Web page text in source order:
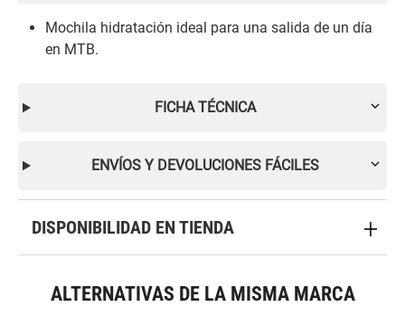
Mochila hidratación ideal para una salida de un día
en MTB.
FICHA TÉCNICA
ENVÍOS Y DEVOLUCIONES FÁCILES
DISPONIBILIDAD EN TIENDA
ALTERNATIVAS DE LA MISMA MARCA